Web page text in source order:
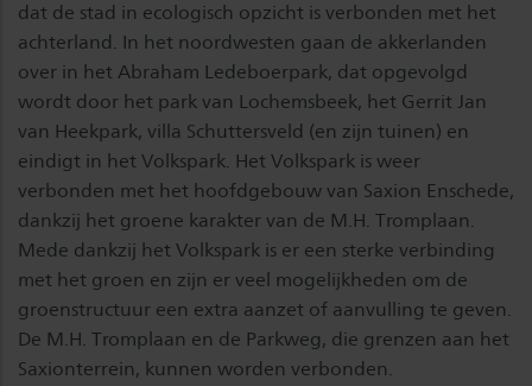
dat de stad in ecologisch opzicht is verbonden met het
achterland. In het noordwesten gaan de akkerlanden
over in het Abraham Ledeboerpark, dat opgevolgd
wordt door het park van Lochemsbeek, het Gerrit Jan
van Heekpark, villa Schuttersveld (en zijn tuinen) en
eindigt in het Volkspark. Het Volkspark is weer
verbonden met het hoofdgebouw van Saxion Enschede,
dankzij het groene karakter van de M.H. Tromplaan.
Mede dankzij het Volkspark is er een sterke verbinding
met het groen en zijn er veel mogelijkheden om de
groenstructuur een extra aanzet of aanvulling te geven.
De M.H. Tromplaan en de Parkweg, die grenzen aan het
Saxionterrein, kunnen worden verbonden.